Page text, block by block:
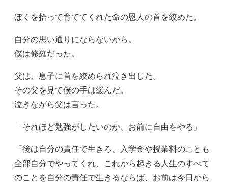
ぼくを拾って育ててくれた命の恩人の首を絞めた。
自分の思い通りにならないから。
僕は修羅だった。
父は、息子に首を絞められ泣き出した。
その父を見て僕の手は緩んだ。
泣きながら父は言った。
「それほど勉強がしたいのか、お前に自由をやる」
「後は自分の責任で生きろ、入学金や授業料のことも
全部自分でやってくれ、これから起きる人生のすべて
のことを自分の責任で生きるならば、お前は今日から